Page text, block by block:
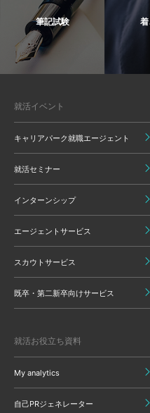
筆記試験
就活イベント
キャリアパーク就職エージェント
就活セミナー
インターンシップ
エージェントサービス
スカウトサービス
既卒・第二新卒向けサービス
就活お役立ち資料
My analytics
自己PRジェネレーター